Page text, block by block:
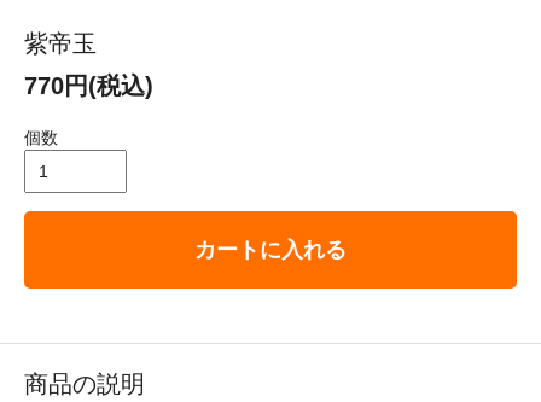
紫帝玉
770円(税込)
個数
カートに入れる
商品の説明